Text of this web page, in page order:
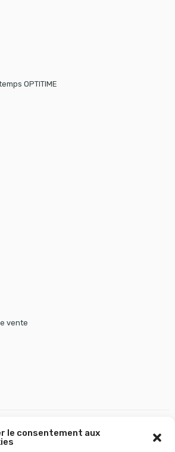
le consentement aux
OPTITIME
vente
gunnebo